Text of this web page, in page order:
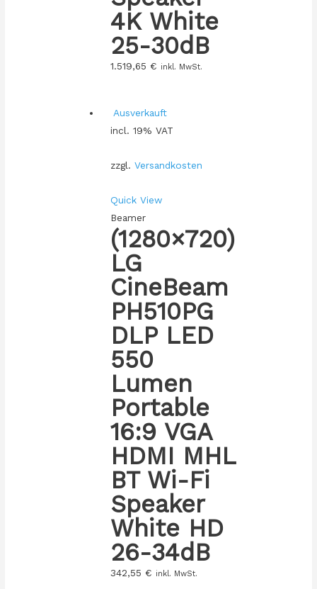
4K White
25-30dB
1.519,65 € inkl. MwSt.
Ausverkauft
incl. 19% VAT
zzgl. Versandkosten
Quick View
Beamer
(1280×720)
LG
CineBeam
PH510PG
DLP LED
550
Lumen
Portable
16:9 VGA
HDMI MHL
BT Wi-Fi
Speaker
White HD
26-34dB
342,55 € inkl. MwSt.